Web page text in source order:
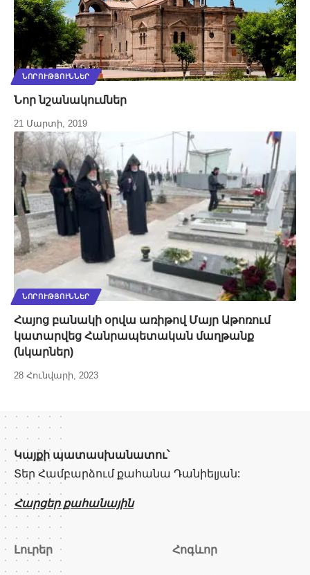
ՆՈՐՈՒԹՅՈՒՆՆԵՐ
Նոր նշանակումներ
21 Մարտի, 2019
ՆՈՐՈՒԹՅՈՒՆՆԵՐ
Հայոց բանակի օրվա առիթով Մայր Աթոռում
կատարվեց Հանրապետական մաղթանք
(նկարներ)
28 Հունվարի, 2023
Կայքի պատասխանատու՝
Տեր Համբարձում քահանա Դանիելյան:
Հարցեր քահանային
Լուրեր Հոգևոր